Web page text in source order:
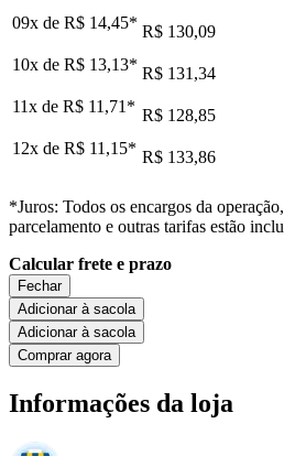
09x de R$ 14,45* R$ 130,09
10x de R$ 13,13* R$ 131,34
11x de R$ 11,71 * R$ 128,85
12x de R$ 11,15* R$ 133,86
*Juros: Todos os encargos da
parcelamento e outras tarifas estão
Calcular frete e prazo
Fechar
Adicionar à sacola
Adicionar à sacola
Comprar agora
Informações da loja